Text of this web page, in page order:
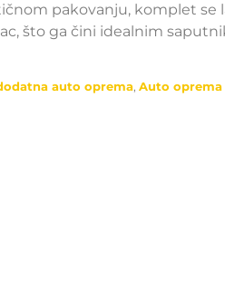
pakovanju, komplet se
što ga čini idealnim
auto oprema, Auto oprema